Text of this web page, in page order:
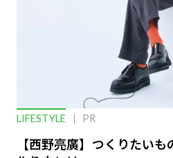
LIFESTYLE PR
【西野亮廣】つくりたい